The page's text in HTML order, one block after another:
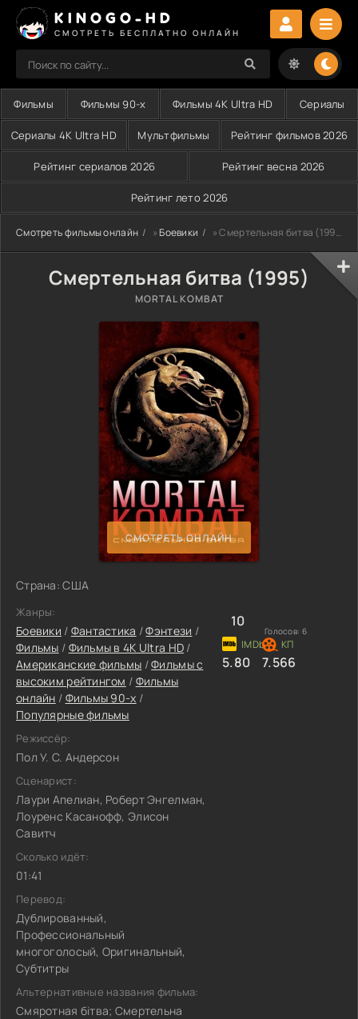
KINOGO-HD
СМОТРЕТЬ БЕСПЛАТНО ОНЛАЙН
Фильмы Фильмы 90-х Фильмы 4K Ultra HD Сериалы
Сериалы 4K Ultra HD Мультфильмы Рейтинг фильмов 2026
Рейтинг сериалов 2026 Рейтинг весна 2026
Рейтинг лето 2026
Смотреть фильмы онлайн »Боевики » Смертельная битва (1995)
Смертельная битва (1995)
MORTAL KOMBAT
СМОТРЕТЬ ОНЛАЙН
Страна: США
Жанры:
Боевики / Фантастика /Фэнтези /
Фильмы / Фильмы в 4K Ultra HD /
Американские фильмы /Фильмы с
высоким рейтингом / Фильмы
онлайн / Фильмы 90-х /
Популярные фильмы
Режиссёр:
Пол У. С. Андерсон
Сценарист:
Лаури Апелиан, Роберт Энгелман,
Лоуренс Касанофф, Элисон
Савитч
Сколько идёт:
01:41
Перевод:
Дублированный,
Профессиональный
многоголосый, Оригинальный,
Субтитры
Альтернативные названия фильма:
Смяротная бітва; Смертельна
10
Голосов: 6
5.80 7.566